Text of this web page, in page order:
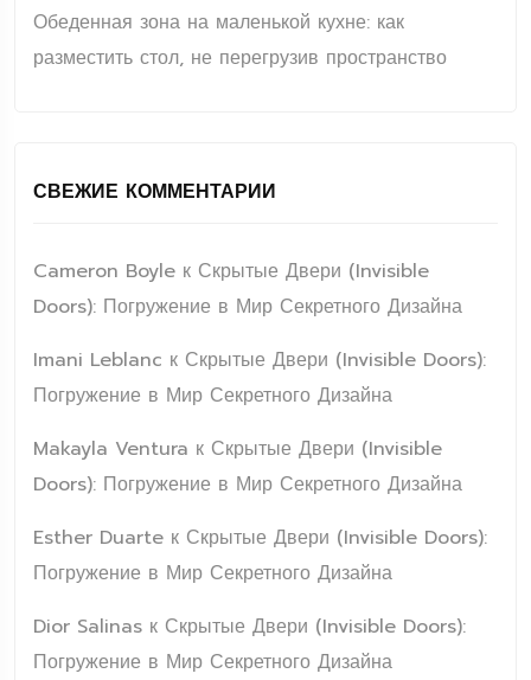
Обеденная зона на маленькой кухне: как
разместить стол, не перегрузив пространство
СВЕЖИЕ КОММЕНТАРИИ
Cameron Boyle к Скрытые Двери (Invisible
Doors): Погружение в Мир Секретного Дизайна
Imani Leblanc к Скрытые Двери (Invisible Doors):
Погружение в Мир Секретного Дизайна
Makayla Ventura к Скрытые Двери (Invisible
Doors): Погружение в Мир Секретного Дизайна
Esther Duarte к Скрытые Двери (Invisible Doors):
Погружение в Мир Секретного Дизайна
Dior Salinas к Скрытые Двери (Invisible Doors):
Погружение в Мир Секретного Дизайна